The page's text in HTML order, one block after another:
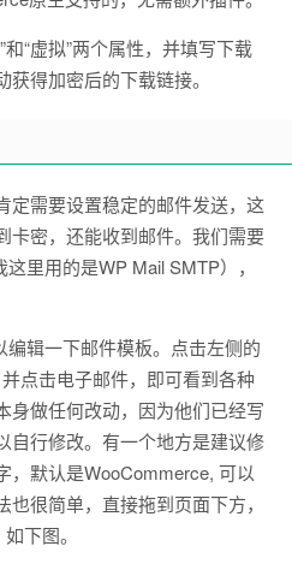
“虚拟”两个属性，并填写下载
得加密后的下载链接。
定需要设置稳定的邮件发送，这
卡密，还能收到邮件。我们需要
里用的是WP Mail SMTP），
辑一下邮件模板。点击左侧的
点击电子邮件，即可看到各种
身做任何改动，因为他们已经写
自行修改。有一个地方是建议修
，默认是WooCommerce, 可以
很简单，直接拖到页面下方，
下图。